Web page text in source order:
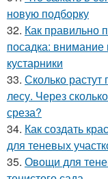
новую подборку
32. Как правильно
посадка:
кустарники
33. Сколько
лесу. Через
среза?
34. Как создать
для теневых
35. Овощи для